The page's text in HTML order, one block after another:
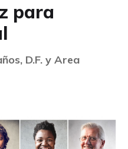
para
D.F. y Area